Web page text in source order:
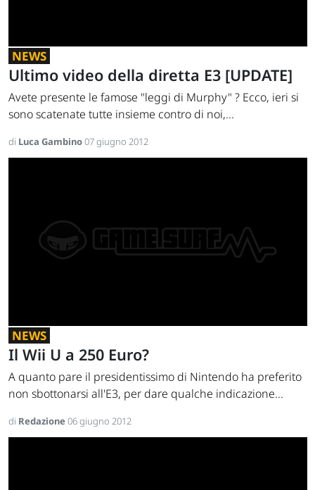
NEWS
Ultimo video della diretta E3 [UPDATE]
Avete presente le famose "leggi di Murphy" ? Ecco, ieri si
sono scatenate tutte insieme contro di noi,...
di Luca Gambino07 giugno 2012
NEWS
Il Wii U a 250 Euro?
A quanto pare il presidentissimo di Nintendo ha preferito
non sbottonarsi all'E3, per dare qualche indicazione...
di Redazione06 giugno 2012